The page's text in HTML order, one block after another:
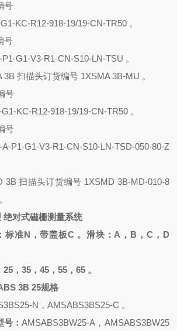
号
KC-R12-918-19/19-CN-TR50 。
号
G1-V3-R1-CN-S10-LN-TSU 。
3B 扫描头订货编号 1XSMA 3B-MU 。
号
KC-R12-918-19/19-CN-TR50 。
号
P1-G1-V3-R1-CN-S10-LN-TSD-050-80-Z
3B 扫描头订货编号 1XSMD 3B-MD-010-8
对式磁栅测量系统
标准N，带盖板C 。滑块：A，B，C，D
25，35，45，55，65 。
3B 25规格
N，AMSABS3BS25-C 。
号：AMSABS3BW25-A，AMSABS3BW25